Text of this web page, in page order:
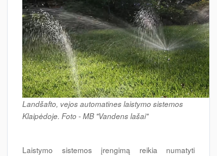
Landšafto, vejos automatines laistymo sistemos
Klaipėdoje. Foto -MB "Vandens lašai"
Laistymo sistemos įrengimą reikia numatyti